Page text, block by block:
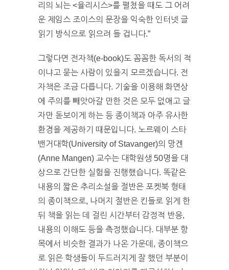
리의 뇌는 <율리시스>를 펼쳤을 때도 그 어려
운 제임스 조이스의 문장을 익숙한 인터넷 글
읽기 방식으로 읽으려 들 겁니다.”
그렇다면 전자책(e-book)도 꼼꼼한 독서의 적
이냐고 묻는 사람이 있을지 모르겠습니다. 전
자책은 조금 다릅니다. 기술을 이용해 화면상
에 주의를 빼앗아갈 만한 것은 모두 없애고 글
자만 돋보이게 하는 등 종이책과 아주 유사한
환경을 제공하기 때문입니다. 노르웨이 스타
밴거대학(University of Stavanger)의 망겐
(Anne Mangen) 교수는 대학원생 50명을 대
상으로 간단한 실험을 진행했습니다. 똑같은
내용의 짧은 추리소설을 절반은 포켓북 형태
의 종이책으로, 나머지 절반은 킨들로 읽게 한
뒤 책을 읽는 데 걸린 시간부터 감정적 반응,
내용의 이해도 등을 측정했습니다. 대부분 항
목에서 비슷한 결과가 나온 가운데, 종이책으
로 읽은 학생들이 두드러지게 잘 했던 부분이